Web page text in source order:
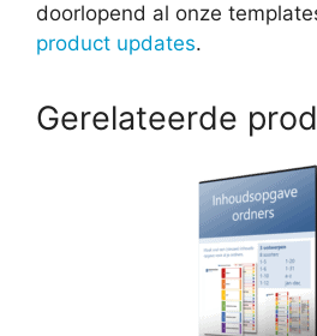
doorlopend al onze
product updates.
Gerelateerde